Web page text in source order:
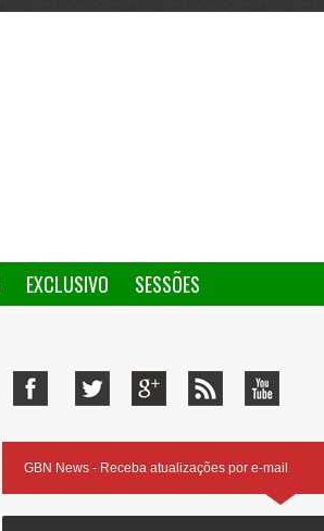
EXCLUSIVO
SESSÕES
GBN News - Receba atualizações por e-mail